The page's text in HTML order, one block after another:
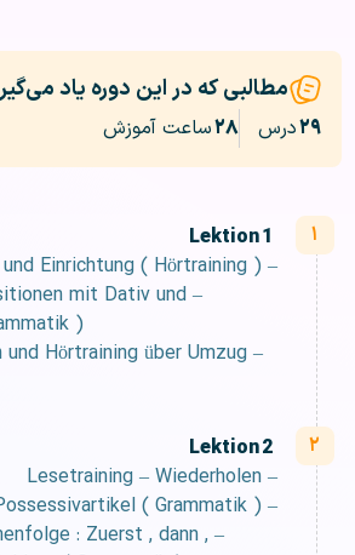
مطالبی که در این دوره یاد
۲۹درس ۲۸ساعت آموزش
Lektion 1
– Umzug und Einrichtung ( Hörtraining )
mit Dativ und
)
und Hörtraining über Umzug
Lektion 2
– Lesetraining – Wiederholen
– Possessivartikel ( Grammatik )
: Zuerst , dann ,